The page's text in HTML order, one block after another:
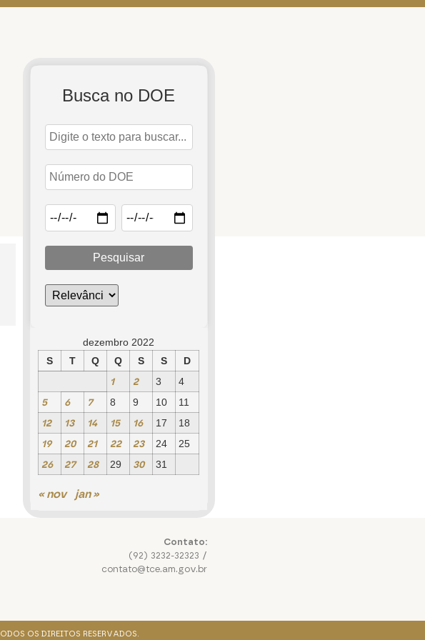
Busca no DOE
Pesquisar
dezembro 2022
S
T Q Q S S D
1 2 3 4
5 6 7 8 9 10 11
12 13 14 15 16 17 18
19 20 21 22 23 24 25
26 27 28 29 30 31
« nov jan »
Contato:
(92) 3232-32323 /
contato@tce.am.gov.br
OS DIREITOS RESERVADOS.